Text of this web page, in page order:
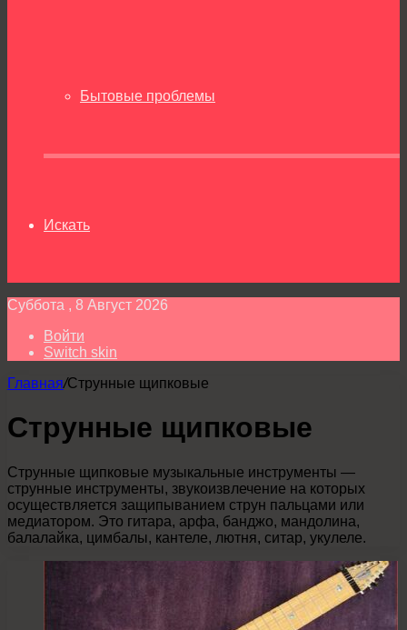
Бытовые проблемы
Искать
Суббота , 8 Август 2026
Войти
Switch skin
Главная/Струнные щипковые
Струнные щипковые
Струнные щипковые музыкальные инструменты —
струнные инструменты, звукоизвлечение на которых
осуществляется защипыванием струн пальцами или
медиатором. Это гитара, арфа, банджо, мандолина,
балалайка, цимбалы, кантеле, лютня, ситар, укулеле.